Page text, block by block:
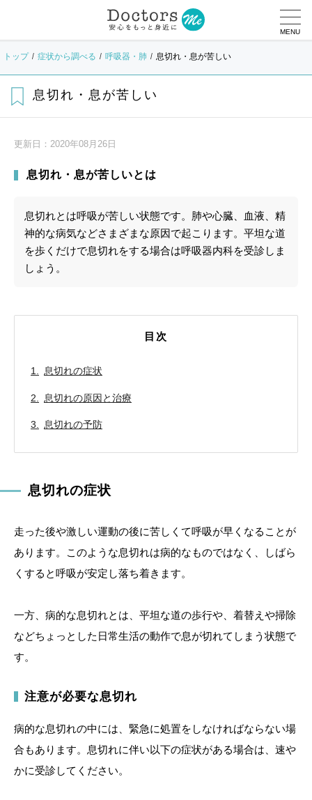
MENU
トップ 症状から調べる 呼吸器・肺 息切れ・息が苦しい
息切れ・息が苦しい
更新日： 2020年08月26日
息切れ・息が苦しいとは
息切れとは呼吸が苦しい状態です。肺や心臓、血液、精
神的な病気などさまざまな原因で起こります。平坦な道
を歩くだけで息切れをする場合は呼吸器内科を受診しま
しょう。
目次
息切れの症状
息切れの原因と治療
息切れの予防
息切れの症状
走った後や激しい運動の後に苦しくて呼吸が早くなることが
あります。このような息切れは病的なものではなく、しばら
くすると呼吸が安定し落ち着きます。
一方、病的な息切れとは、平坦な道の歩行や、着替えや掃除
などちょっとした日常生活の動作で息が切れてしまう状態で
す。
注意が必要な息切れ
病的な息切れの中には、緊急に処置をしなければならない場
合もあります。息切れに伴い以下の症状がある場合は、速や
かに受診してください。